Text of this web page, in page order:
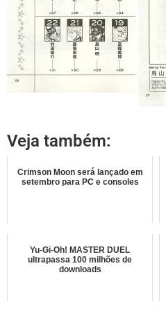
Veja também:
Crimson Moon será lançado em
setembro para PC e consoles
Yu-Gi-Oh! MASTER DUEL
ultrapassa 100 milhões de
downloads